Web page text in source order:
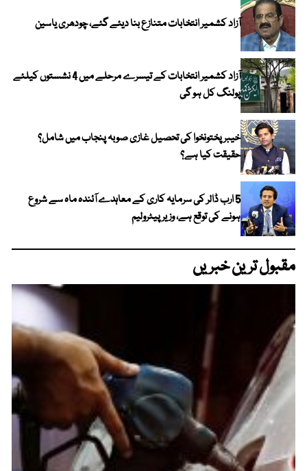
آزاد کشمیر انتخابات متنازع بنا دیئے گئے، چودھری یاسین
آزاد کشمیر انتخابات کے تیسرے مرحلے میں 4 نشستوں کیلئے
پولنگ کل ہو گی
خیبر پختونخوا کی تحصیل غازی صوبہ پنجاب میں شامل؟
حقیقت کیا ہے؟
5 ارب ڈالر کی سرمایہ کاری کے معاہدے آئندہ ماہ سے شروع
ہونے کی توقع ہے، وزیر پیٹرولیم
مقبول ترین خبریں